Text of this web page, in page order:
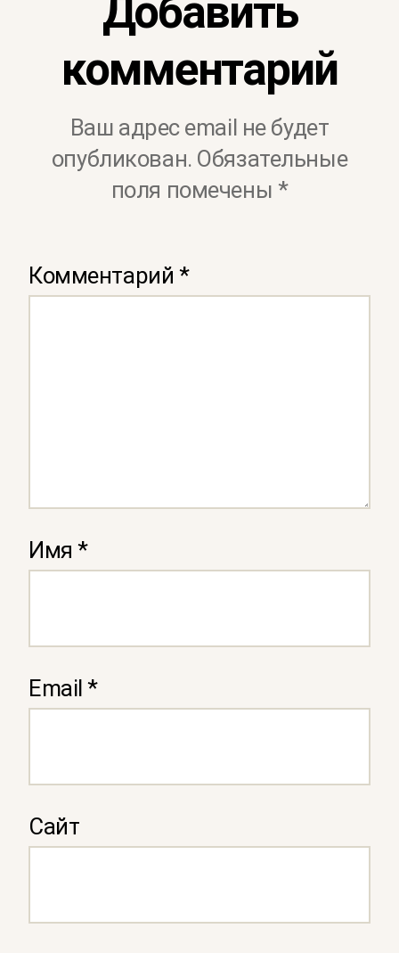
Добавить
комментарий
Ваш адрес email не будет
опубликован. Обязательные
поля помечены *
Комментарий *
Имя*
Email*
Сайт